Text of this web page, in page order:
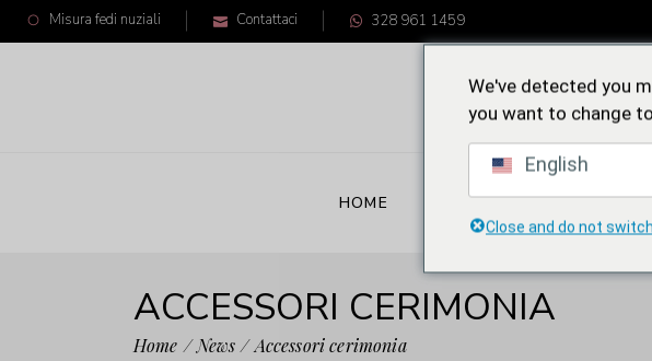
Misura fedi nuziali Contattaci 328 961 1459
HOME CRONOREA FEDI
ACCESSORI CERIMONIA
Home News Accessori cerimonia
We've detected you
you want to change
English
Close and do not